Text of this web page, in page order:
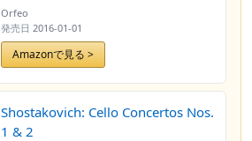
Orfeo
発売日 2016-01-01
Amazonで見る >
Shostakovich: Cello Concertos Nos.
1 & 2